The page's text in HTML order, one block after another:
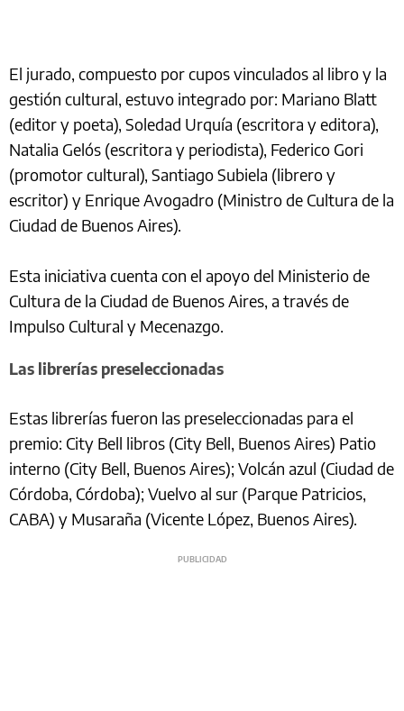
El jurado, compuesto por cupos vinculados al libro y la
gestión cultural, estuvo integrado por: Mariano Blatt
(editor y poeta), Soledad Urquía (escritora y editora),
Natalia Gelós (escritora y periodista), Federico Gori
(promotor cultural), Santiago Subiela (librero y
escritor) y Enrique Avogadro (Ministro de Cultura de la
Ciudad de Buenos Aires).
Esta iniciativa cuenta con el apoyo del Ministerio de
Cultura de la Ciudad de Buenos Aires, a través de
Impulso Cultural y Mecenazgo.
Las librerías preseleccionadas
Estas librerías fueron las preseleccionadas para el
premio: City Bell libros (City Bell, Buenos Aires) Patio
interno (City Bell, Buenos Aires); Volcán azul (Ciudad de
Córdoba, Córdoba); Vuelvo al sur (Parque Patricios,
CABA) y Musaraña (Vicente López, Buenos Aires).